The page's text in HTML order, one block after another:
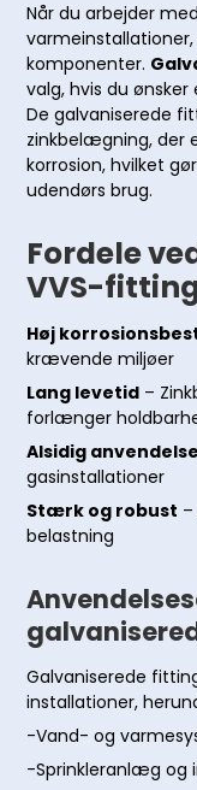
Når du arbejder
komponenter.
valg, hvis du
De galvaniserede
zinkbelægning, der
korrosion, hvilket
udendørs brug.
Fordele
VVS-
Høj
krævende miljøer
Lang levetid –
forlænger
Alsidig anvendelse
gasinstallationer
Stærk og robust
belastning
Galvaniserede
installationer,
-Vand- og
-Sprinkleranlæg og